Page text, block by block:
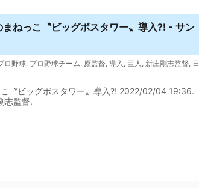
ねっこ〝ビッグボスタワー〟導入⁈ - サン
ロ野球, プロ野球チーム, 原監督, 導入 , 巨人 , 新庄剛志監督, 日
こ〝ビッグボスタワー〟導入⁈ 2022/02/04 19:36.
志監督.